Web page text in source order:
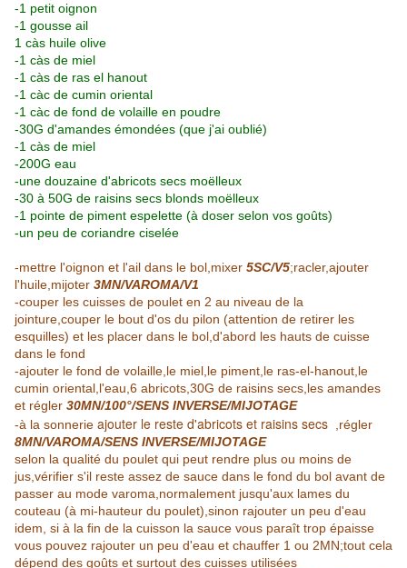
-1 petit oignon
-1 gousse ail
1 càs huile olive
-1 càs de miel
-1 càs de ras el hanout
-1 càc de cumin oriental
-1 càc de fond de volaille en poudre
-30G d'amandes émondées (que j'ai oublié)
-1 càs de miel
-200G eau
-une douzaine d'abricots secs moëlleux
-30 à 50G de raisins secs blonds moëlleux
-1 pointe de piment espelette (à doser selon vos goûts)
-un peu de coriandre ciselée
-mettre l'oignon et l'ail dans le bol,mixer 5SC/V5;racler,ajouter
l'huile,mijoter 3MN/VAROMA/V1
-couper les cuisses de poulet en 2 au niveau de la
jointure,couper le bout d'os du pilon (attention de retirer les
esquilles) et les placer dans le bol,d'abord les hauts de cuisse
dans le fond
-ajouter le fond de volaille,le miel,le piment,le ras-el-hanout,le
cumin oriental,l'eau,6 abricots,30G de raisins secs,les amandes
et régler 30MN/100°/SENS INVERSE/MIJOTAGE
-à la sonnerie ajouter le reste d'abricots et raisins secs
,régler
8MN/VAROMA/SENS INVERSE/MIJOTAGE
selon la qualité du poulet qui peut rendre plus ou moins de
jus,vérifier s'il reste assez de sauce dans le fond du bol avant de
passer au mode varoma,normalement jusqu'aux lames du
couteau (à mi-hauteur du poulet),sinon rajouter un peu d'eau
idem, si à la fin de la cuisson la sauce vous paraît trop épaisse
vous pouvez rajouter un peu d'eau et chauffer 1 ou 2MN;tout cela
dépend des goûts et surtout des cuisses utilisées